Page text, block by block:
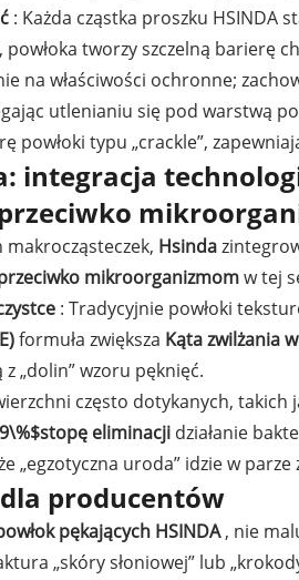
: Każda cząstka proszku HSINDA
powłoka tworzy szczelną barierę
na właściwości ochronne;
utlenianiu się pod warstwą
typu „crackle”,
integracja
Hsinda
mikroorganizmomw tej
: Tradycyjnie powłoki
formuła zwiększa Kąta zwilżania
z „dolin” wzoru pęknięć.
często dotykanych, takich
stopę eliminacji działanie
„egzotyczna uroda” idzie w parze
producentów
pękających HSINDA, nie
„skóry słoniowej” lub